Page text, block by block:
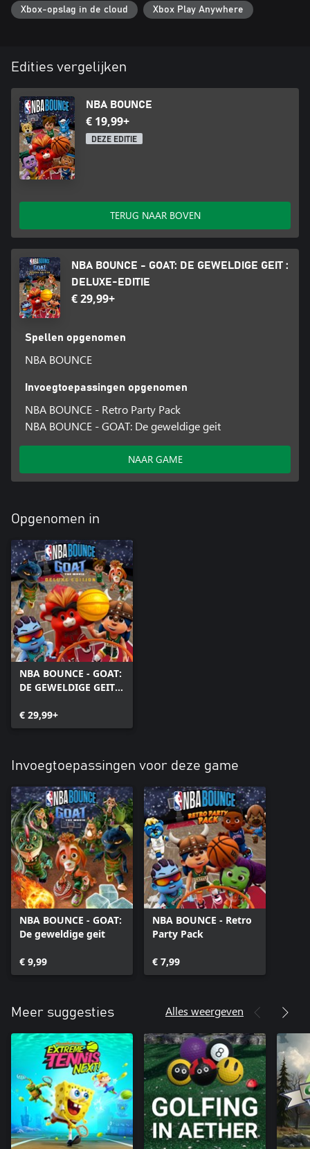
Xbox-opslag in de cloud Xbox Play Anywhere
Edities vergelijken
NBA BOUNCE
€ 19,99+
DEZE EDITIE
TERUG NAAR BOVEN
NBA BOUNCE - GOAT: DE GEWELDIGE GEIT :
DELUXE-EDITIE
€ 29,99+
Spellen opgenomen
NBA BOUNCE
Invoegtoepassingen opgenomen
NBA BOUNCE - Retro Party Pack
NBA BOUNCE - GOAT: De geweldige geit
NAAR GAME
Opgenomen in
NBA BOUNCE - GOAT:
DE GEWELDIGE GEIT :
€ 29,99+
Invoegtoepassingen voor deze game
NBA BOUNCE - GOAT:
De geweldige geit
€ 9,99
NBA BOUNCE - Retro
Party Pack
€ 7,99
Meer suggesties Alles weergeven